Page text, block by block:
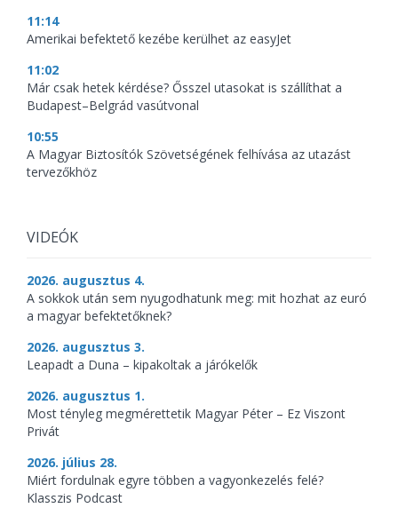
11:14
Amerikai befektető kezébe kerülhet az easyJet
11:02
Már csak hetek kérdése? Ősszel utasokat is szállíthat a
Budapest–Belgrád vasútvonal
10:55
A Magyar Biztosítók Szövetségének felhívása az utazást
tervezőkhöz
VIDEÓK
2026. augusztus 4.
A sokkok után sem nyugodhatunk meg: mit hozhat az euró
a magyar befektetőknek?
2026. augusztus 3.
Leapadt a Duna – kipakoltak a járókelők
2026. augusztus 1.
Most tényleg megmérettetik Magyar Péter – Ez Viszont
Privát
2026. július 28.
Miért fordulnak egyre többen a vagyonkezelés felé?
Klasszis Podcast